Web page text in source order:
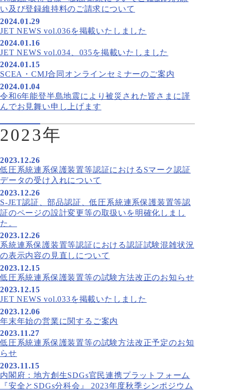
い及び登録維持料のご請求について
2024.01.29
JET NEWS vol.036を掲載いたしました
2024.01.16
JET NEWS vol.034、035を掲載いたしました
2024.01.15
SCEA・CMJ合同オンラインセミナーのご案内
2024.01.04
令和6年能登半島地震により被災された皆さまに謹
んでお見舞い申し上げます
2023年
2023.12.26
低圧系統連系保護装置等認証におけるSマーク認証
データの受け入れについて
2023.12.26
S-JET認証、部品認証、低圧系統連系保護装置等認
証のページの設計変更等の取扱いを明確化しまし
た。
2023.12.26
系統連系保護装置等認証における認証試験混雑状況
の表示内容の見直しについて
2023.12.15
低圧系統連系保護装置等の試験方法改正のお知らせ
2023.12.15
JET NEWS vol.033を掲載いたしました
2023.12.06
年末年始の営業に関するご案内
2023.11.27
低圧系統連系保護装置等の試験方法改正予定のお知
らせ
2023.11.15
内閣府：地方創生SDGs官民連携プラットフォーム
『安全とSDGs分科会』 2023年度秋季シンポジウム